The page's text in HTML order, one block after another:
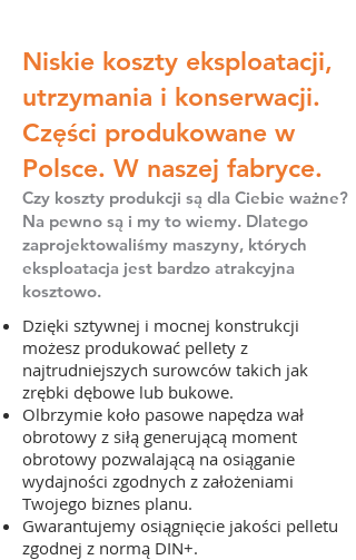
Niskie koszty eksploatacji,
utrzymania i konserwacji.
Części produkowane w
Polsce. W naszej fabryce.
Czy koszty produkcji są dla Ciebie ważne?
Na pewno są i my to wiemy. Dlatego
zaprojektowaliśmy maszyny, których
eksploatacja jest bardzo atrakcyjna
kosztowo.
Dzięki sztywnej i mocnej konstrukcji
możesz produkować pellety z
najtrudniejszych surowców takich jak
zrębki dębowe lub bukowe.
Olbrzymie koło pasowe napędza wał
obrotowy z siłą generującą moment
obrotowy pozwalającą na osiąganie
wydajności zgodnych z założeniami
Twojego biznes planu.
Gwarantujemy osiągnięcie jakości pelletu
zgodnej z normą DIN+.